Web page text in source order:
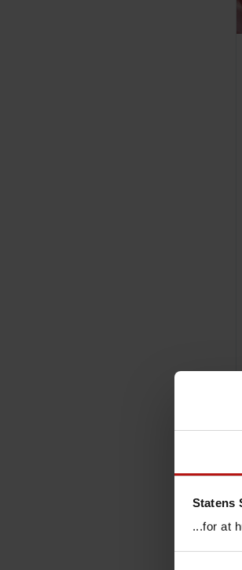
Statens
...for at